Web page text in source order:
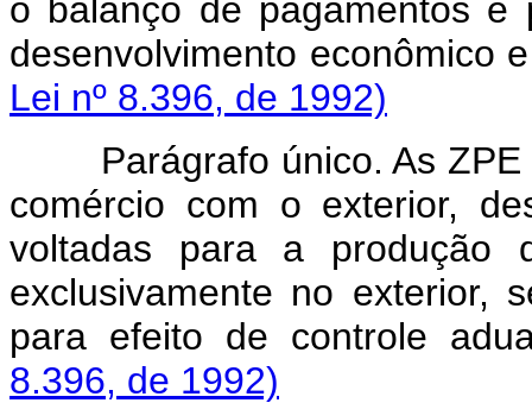
o balanço de pagamentos e
desenvolvimento econômico
Lei nº 8.396, de 1992)
Parágrafo único. As
comércio com o exterior,
voltadas para a produção
exclusivamente no exterior,
para efeito de controle
8.396, de 1992)